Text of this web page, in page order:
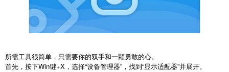
所需工具很简单，只需要你的双手和一颗勇敢的心。
首先，按下Win键+X，选择“设备管理器”，找到“显示适配器”并展开。